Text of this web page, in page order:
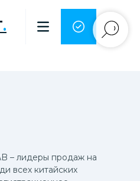
.
– лидеры продаж на
всех китайских